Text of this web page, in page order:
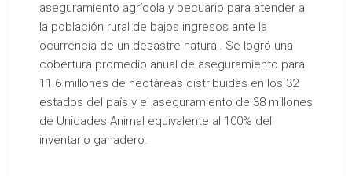
aseguramiento agrícola y pecuario para atender a
la población rural de bajos ingresos ante la
ocurrencia de un desastre natural. Se logró una
cobertura promedio anual de aseguramiento para
11.6 millones de hectáreas distribuidas en los 32
estados del país y el aseguramiento de 38 millones
de Unidades Animal equivalente al 100% del
inventario ganadero.